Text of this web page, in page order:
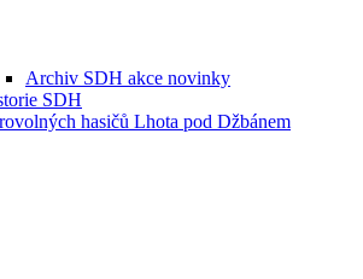
Archiv SDH akce novinky
SDH
hasičů Lhota pod Džbánem